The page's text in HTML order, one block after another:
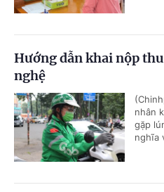
Hướng dẫn khai nộp
nghệ
nhân
gặp
nghĩa